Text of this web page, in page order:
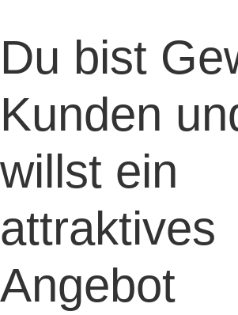
Du bist
Kunden
willst ein
attraktives
Angebot